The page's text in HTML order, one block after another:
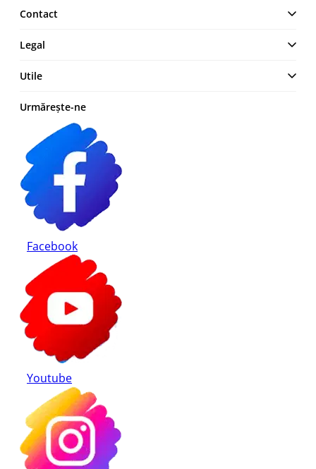
Contact
MAKE IT LOGIC SRL
Str. Lt. Aurel Botea, Nr. 4,
România
+4 0744 23 0000
Legal
Termeni și Condiții
Politica cookies
Utile
Cum comand
Modalități de plată
Retur produse
Urmărește-ne
Facebook
Youtube